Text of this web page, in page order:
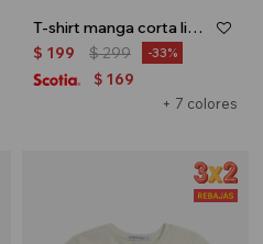
T-shirt manga corta lisa - Beige
+ 7 colores
$ 199 $299 33
$ 169